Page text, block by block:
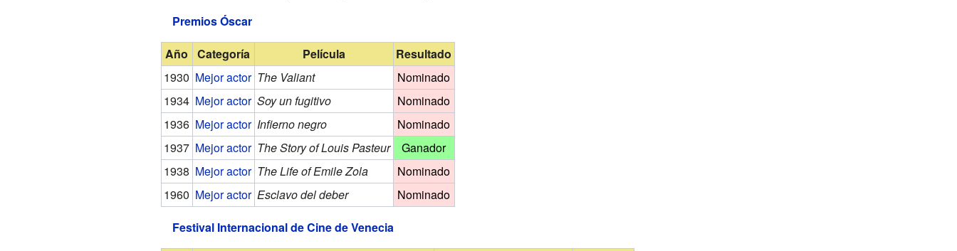
Premios Óscar
Año
Categoría Película
Resultado
1930 Mejor actor The Valiant
Nominado
1934 Mejor actor Soy un fugitivo
Nominado
1936 Mejor actor Infierno negro
Nominado
1937 Mejor actor The Story of Louis Pasteur
Ganador
1938 Mejor actor The Life of Emile Zola
Nominado
1960 Mejor actor Esclavo del deber
Nominado
Festival Internacional de Cine de Venecia